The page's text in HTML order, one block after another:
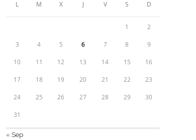
L M X J V S D
1 2
3 4 5 6 7 8 9
10 11 12 13 14 15 16
17 18 19 20 21 22 23
24 25 26 27 28 29 30
31
« Sep